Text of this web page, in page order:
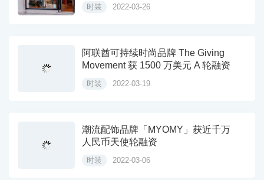
时装 2022-03-26
阿联酋可持续时尚品牌 The Giving
Movement 获 1500 万美元 A 轮融资
时装 2022-03-19
潮流配饰品牌「MYOMY」获近千万
人民币天使轮融资
时装 2022-03-06